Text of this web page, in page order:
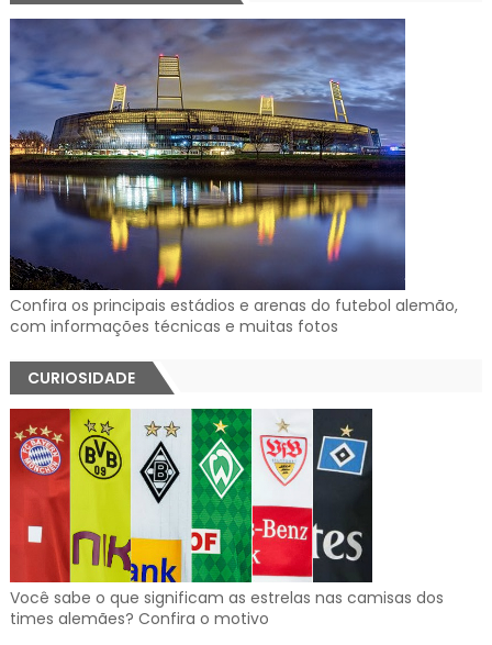
Confira os principais estádios e arenas do futebol alemão,
com informações técnicas e muitas fotos
CURIOSIDADE
Você sabe o que significam as estrelas nas camisas dos
times alemães? Confira o motivo